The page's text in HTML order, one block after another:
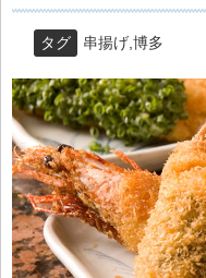
タグ 串揚げ 博多